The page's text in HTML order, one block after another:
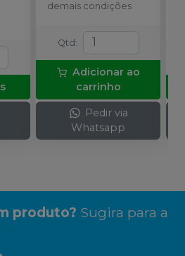
demais condições
Qtd :
Adicionar ao
carrinho
Pedir via
Whatsapp
produto? Sugira para a